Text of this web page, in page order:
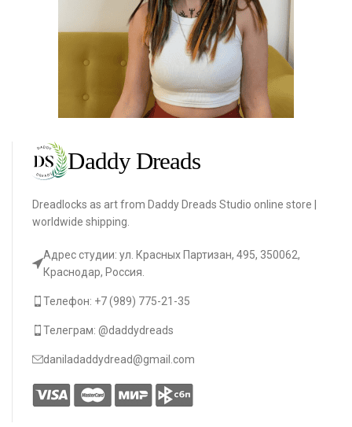
Dreadlocks as art from Daddy Dreads Studio online store |
worldwide shipping.
Адрес студии: ул. Красных Партизан, 495, 350062,
Краснодар, Россия.
Телефон: +7 (989) 775-21-35
Телеграм: @daddydreads
daniladaddydread@gmail.com